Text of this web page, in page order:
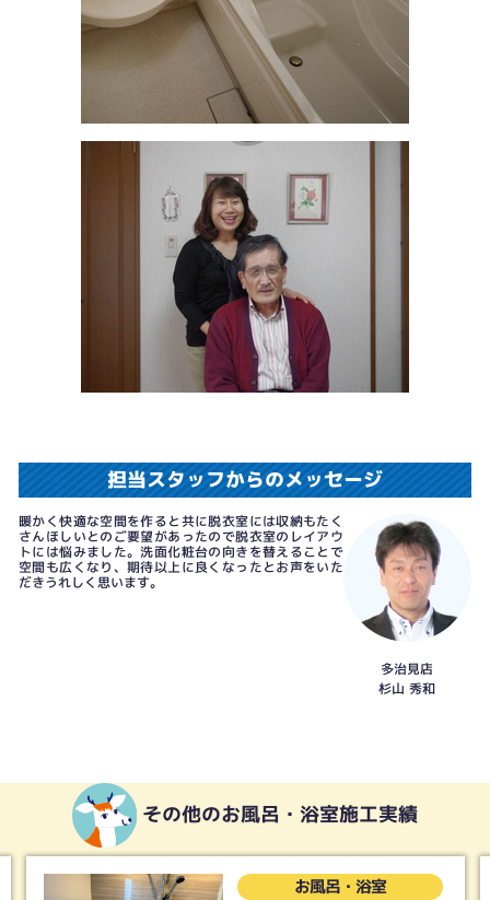
担当スタッフからのメッセージ
暖かく快適な空間を作ると共に脱衣室には収納もたく
さんほしいとのご要望があったので脱衣室のレイアウ
トには悩みました。洗面化粧台の向きを替えることで
空間も広くなり、期待以上に良くなったとお声をいた
だきうれしく思います。
多治見店
杉山 秀和
その他のお風呂・浴室施工実績
お風呂・浴室